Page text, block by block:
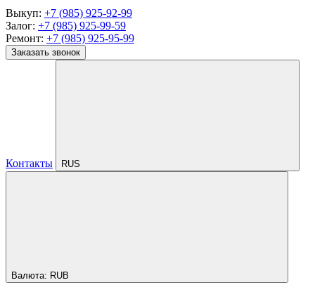
Выкуп: +7 (985) 925-92-99
Залог: +7 (985) 925-99-59
Ремонт: +7 (985) 925-95-99
Заказать звонок
Контакты RUS
Валюта: RUB